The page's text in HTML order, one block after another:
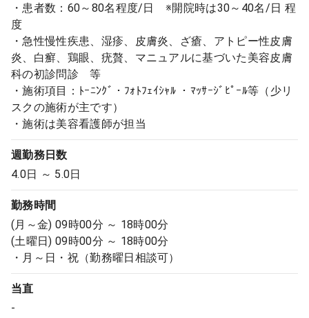
・患者数：60～80名程度/日 ※開院時は30～40名/日 程
度
・急性慢性疾患、湿疹、皮膚炎、ざ瘡、アトピー性皮膚
炎、白癬、鶏眼、疣贅、マニュアルに基づいた美容皮膚
科の初診問診 等
・施術項目：ﾄｰﾆﾝｸﾞ・ﾌｫﾄﾌｪｲｼｬﾙ ・ﾏｯｻｰｼﾞﾋﾟｰﾙ等（少リ
スクの施術が主です）
・施術は美容看護師が担当
週勤務日数
4.0日 ～ 5.0日
勤務時間
(月～金) 09時00分 ～ 18時00分
(土曜日) 09時00分 ～ 18時00分
・月～日・祝（勤務曜日相談可）
当直
-